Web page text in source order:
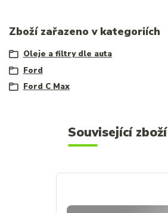
Zboží zařazeno v kategoriích
Oleje a filtry dle auta
Ford
Ford C Max
Související zboží